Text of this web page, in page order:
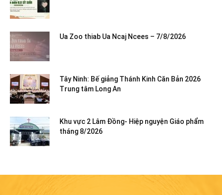
Ua Zoo thiab Ua Ncaj Ncees – 7/8/2026
Tây Ninh: Bế giảng Thánh Kinh Căn Bản 2026
Trung tâm Long An
Khu vực 2 Lâm Đồng- Hiệp nguyện Giáo phẩm
tháng 8/2026